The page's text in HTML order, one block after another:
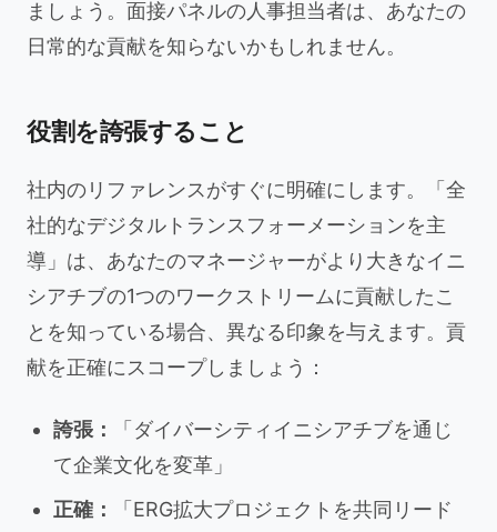
ましょう。面接パネルの人事担当者は、あなたの
日常的な貢献を知らないかもしれません。
役割を誇張すること
社内のリファレンスがすぐに明確にします。「全
社的なデジタルトランスフォーメーションを主
導」は、あなたのマネージャーがより大きなイニ
シアチブの1つのワークストリームに貢献したこ
とを知っている場合、異なる印象を与えます。貢
献を正確にスコープしましょう：
誇張：
「ダイバーシティイニシアチブを通じ
て企業文化を変革」
正確：
「ERG拡大プロジェクトを共同リード